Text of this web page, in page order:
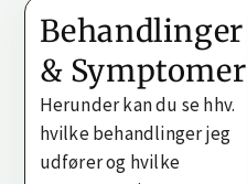
Behandlinger
& Symptomer
Herunder kan du se hhv.
hvilke behandlinger jeg
udfører og hvilke